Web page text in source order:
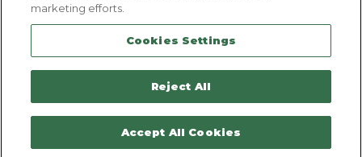
Legal Notice
Sitemap
Contactez-nous
marketing efforts.
Cookies Settings
Reject All
Accept All Cookies